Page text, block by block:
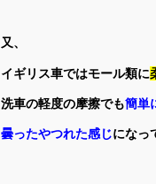
又、
イギリス車ではモール類に
洗車の軽度の摩擦でも簡単
曇ったやつれた感じになっ